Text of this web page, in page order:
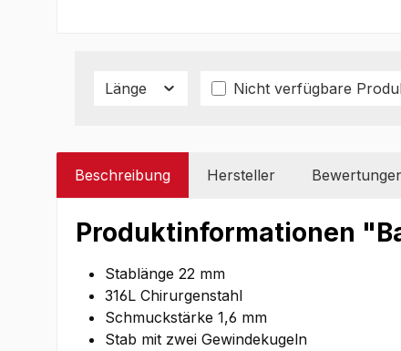
Länge Nicht verfügbare
Beschreibung Hersteller
Produktinformationen
Stablänge 22 mm
316L Chirurgenstahl
Schmuckstärke 1,6 mm
Stab mit zwei Gewindekugeln